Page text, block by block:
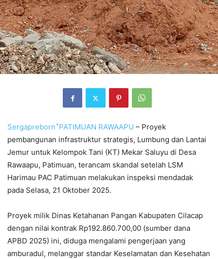
Sergapreborn`PATIMUAN RAWAAPU – Proyek
pembangunan infrastruktur strategis, Lumbung dan Lantai
Jemur untuk Kelompok Tani (KT) Mekar Saluyu di Desa
Rawaapu, Patimuan, terancam skandal setelah LSM
Harimau PAC Patimuan melakukan inspeksi mendadak
pada Selasa, 21 Oktober 2025.
Proyek milik Dinas Ketahanan Pangan Kabupaten Cilacap
dengan nilai kontrak Rp192.860.700,00 (sumber dana
APBD 2025) ini, diduga mengalami pengerjaan yang
amburadul, melanggar standar Keselamatan dan Kesehatan